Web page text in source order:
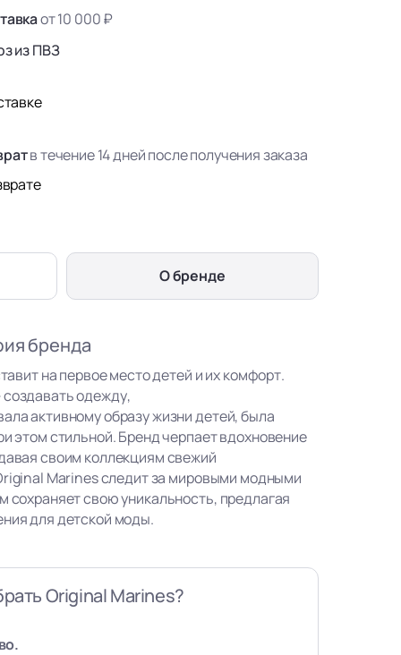
от 10 000 ₽
из ПВЗ
в течение 14 дней после получения заказа
О бренде
бренда
на первое место детей и их комфорт.
одежду,
активному образу жизни детей, была
этом стильной. Бренд черпает вдохновение
своим коллекциям свежий
Marines следит за мировыми модными
сохраняет свою уникальность, предлагая
для детской моды.
Original Marines?